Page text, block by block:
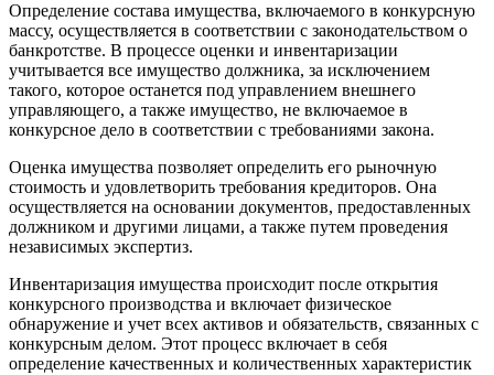
Определение состава имущества, включаемого в конкурсную
массу, осуществляется в соответствии с законодательством о
банкротстве. В процессе оценки и инвентаризации
учитывается все имущество должника, за исключением
такого, которое останется под управлением внешнего
управляющего, а также имущество, не включаемое в
конкурсное дело в соответствии с требованиями закона.
Оценка имущества позволяет определить его рыночную
стоимость и удовлетворить требования кредиторов. Она
осуществляется на основании документов, предоставленных
должником и другими лицами, а также путем проведения
независимых экспертиз.
Инвентаризация имущества происходит после открытия
конкурсного производства и включает физическое
обнаружение и учет всех активов и обязательств, связанных с
конкурсным делом. Этот процесс включает в себя
определение качественных и количественных характеристик